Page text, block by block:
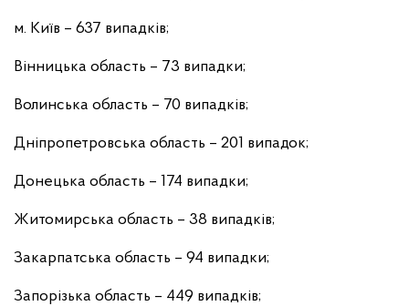
м. Київ – 637 випадків;
Вінницька область – 73 випадки;
Волинська область – 70 випадків;
Дніпропетровська область – 201 випадок;
Донецька область – 174 випадки;
Житомирська область – 38 випадків;
Закарпатська область – 94 випадки;
Запорізька область – 449 випадків;